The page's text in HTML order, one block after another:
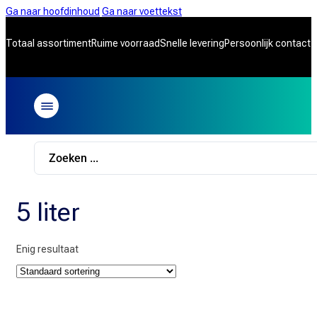
Ga naar hoofdinhoud Ga naar voettekst
Totaal assortimentRuime voorraadSnelle leveringPersoonlijk contact
Search
5 liter
Enig resultaat